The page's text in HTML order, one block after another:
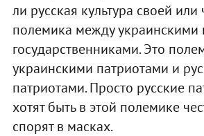
ли русская культура своей
полемика между украинскими
государственниками. Это
украинскими патриотами и
патриотами. Просто русские
хотят быть в этой полемике
спорят в масках.